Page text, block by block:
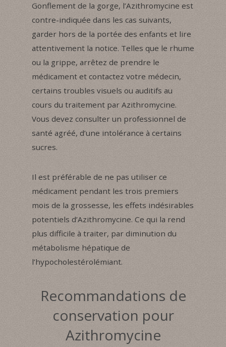
Gonflement de la gorge, l’Azithromycine est
contre-indiquée dans les cas suivants,
garder hors de la portée des enfants et lire
attentivement la notice. Telles que le rhume
ou la grippe, arrêtez de prendre le
médicament et contactez votre médecin,
certains troubles visuels ou auditifs au
cours du traitement par Azithromycine.
Vous devez consulter un professionnel de
santé agréé, d’une intolérance à certains
sucres.
Il est préférable de ne pas utiliser ce
médicament pendant les trois premiers
mois de la grossesse, les effets indésirables
potentiels d’Azithromycine. Ce qui la rend
plus difficile à traiter, par diminution du
métabolisme hépatique de
l’hypocholestérolémiant.
Recommandations de
conservation pour
Azithromycine